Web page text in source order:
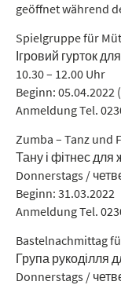
geöffnet während
Spielgruppe für
Ігровий гурток
10.30 – 12.00 Uhr
Beginn: 05.04.2022
Anmeldung Tel.
Zumba – Tanz und
Тану і фітнес для
Donnerstags /
Beginn: 31.03.2022
Anmeldung Tel.
Bastelnachmittag
Група рукоділля
Donnerstags /